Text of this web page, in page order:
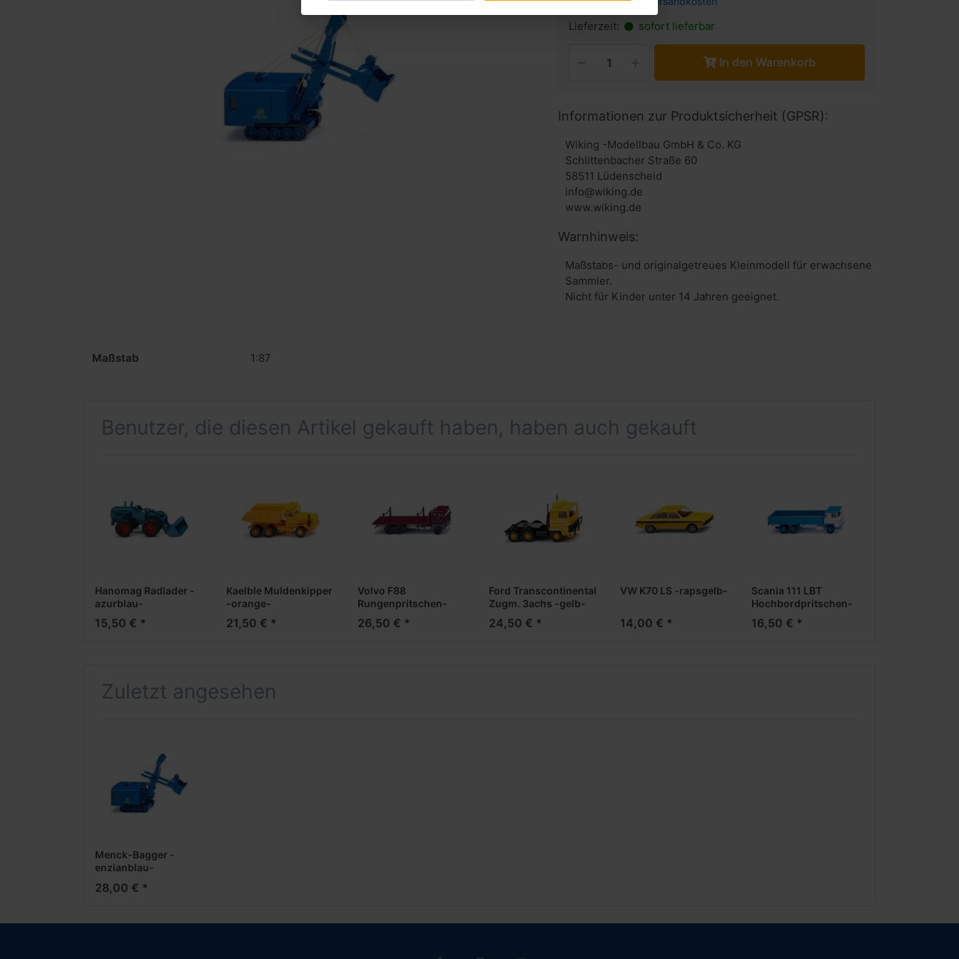
Lieferzeit: sofort lieferbar
In den Warenkorb
Informationen zur Produktsicherheit (GPSR):
Wiking -Modellbau GmbH & Co. KG
Schlittenbacher Straße 60
58511 Lüdenscheid
info@wiking.de
www.wiking.de
Warnhinweis:
Maßstabs- und originalgetreues Kleinmodell für erwachsene
Sammler.
Nicht für Kinder unter 14 Jahren geeignet.
Maßstab 1:87
Benutzer, die diesen Artikel gekauft haben, haben auch gekauft
Hanomag Radlader -
azurblau-
15,50 € *
Kaelble Muldenkipper
-orange-
21,50 € *
Volvo F88
Rungenpritschen-
Lkw -weinrot-
26,50 € *
Ford Transcontinental
Zugm. 3achs -gelb-
24,50 € *
VW K70 LS -rapsgelb-
14,00 € *
Scania 111 LBT
Hochbordpritschen-
Lkw -blau/weiß-
16,50 € *
Zuletzt angesehen
Menck-Bagger -
enzianblau-
28,00 € *